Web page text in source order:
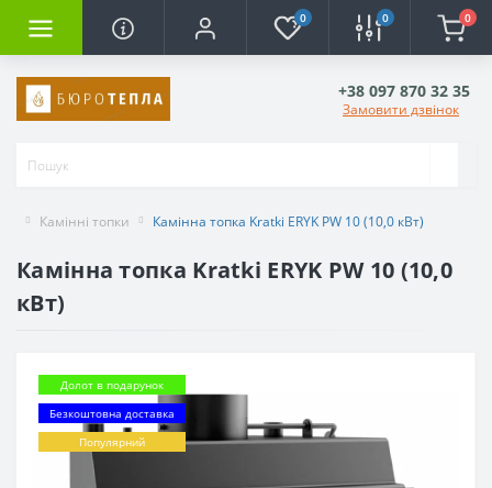
0 0 0
+38 097 870 32 35
Замовити дзвінок
Камінні топки Камінна топка Kratki ERYK PW 10 (10,0 кВт)
Камінна топка Kratki ERYK PW 10 (10,0
кВт)
Долот в подарунок
Безкоштовна доставка
Популярний